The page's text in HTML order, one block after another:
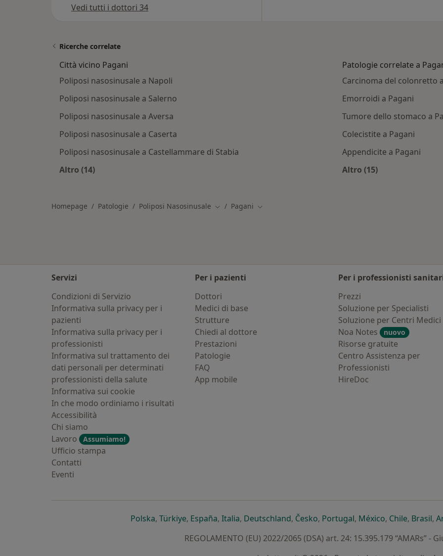
Vedi tutti i dottori 34
Ricerche correlate
Città vicino Pagani
Poliposi nasosinusale a Napoli
Poliposi nasosinusale a Salerno
Poliposi nasosinusale a Aversa
Poliposi nasosinusale a Caserta
Poliposi nasosinusale a Castellammare di Stabia
Altro (14)
Patologie correlate a
Carcinoma del colonretto
Emorroidi a Pagani
Tumore dello stomaco a
Colecistite a Pagani
Appendicite a Pagani
Altro (15)
Homepage Patologie Poliposi Nasosinusale Cambia città
Pagani Cambia città
Servizi
Condizioni di Servizio
Informativa sulla privacy per i
pazienti
Informativa sulla privacy per i
professionisti
Informativa sul trattamento dei
dati personali per determinati
professionisti della salute
Informativa sui cookie
In che modo ordiniamo i risultati
Accessibilità
Chi siamo
Lavoro
Assumiamo!
Ufficio stampa
Contatti
Eventi
Per i pazienti
Dottori
Medici di base
Strutture
Chiedi al dottore
Prestazioni
Patologie
FAQ
App mobile
Per i professionisti
Prezzi
Soluzione per Specialisti
Soluzione per Centri Medici
Noa Notes
nuovo
Risorse gratuite
Centro Assistenza per
Professionisti
HireDoc
Polskasi apre in una nuova scheda
, Türkiyesi apre in una nuova scheda
, Españasi apre in una nuova scheda
, Italiasi apre in una nuova scheda
, Deutschlandsi apre in una nuova scheda
, Českosi apre in una nuova scheda
, Portugalsi apre in una nuova
, Méxicosi apre in una
, Chilesi apre in
, Brasilsi
,
REGOLAMENTO (EU) 2022/2065 (DSA) art. 24: 15.395.179 “AMARs” -